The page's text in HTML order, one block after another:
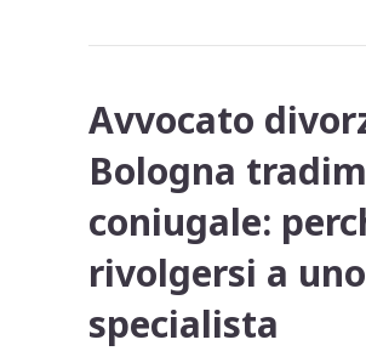
Avvocato
Bologna
coniugale:
rivolgersi a uno
specialista